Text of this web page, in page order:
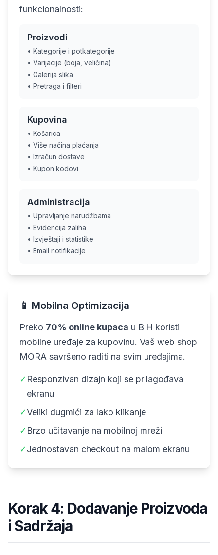
funkcionalnosti:
Proizvodi
• Kategorije i potkategorije
• Varijacije (boja, veličina)
• Galerija slika
• Pretraga i filteri
Kupovina
• Košarica
• Više načina plaćanja
• Izračun dostave
• Kupon kodovi
Administracija
• Upravljanje narudžbama
• Evidencija zaliha
• Izvještaji i statistike
• Email notifikacije
📱 Mobilna Optimizacija
Preko 70% online kupaca u BiH koristi
mobilne uređaje za kupovinu. Vaš web shop
MORA savršeno raditi na svim uređajima.
✓ Responzivan dizajn koji se prilagođava
ekranu
✓Veliki dugmići za lako klikanje
✓ Brzo učitavanje na mobilnoj mreži
✓Jednostavan checkout na malom ekranu
Korak 4: Dodavanje Proizvoda
i Sadržaja